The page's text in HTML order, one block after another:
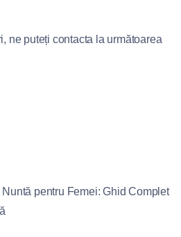
ne puteți contacta la următoarea
pentru Femei: Ghid Complet